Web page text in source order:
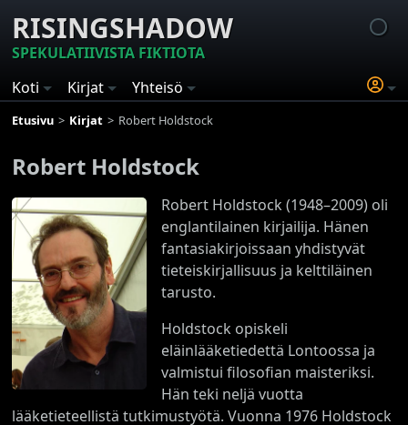
RISINGSHADOW
SPEKULATIIVISTA FIKTIOTA
Koti
Kirjat Yhteisö
Etusivu Kirjat Robert Holdstock
Robert Holdstock
Robert Holdstock (1948–2009) oli
englantilainen kirjailija. Hänen
fantasiakirjoissaan yhdistyvät
tieteiskirjallisuus ja kelttiläinen
tarusto.
Holdstock opiskeli
eläinlääketiedettä Lontoossa ja
valmistui filosofian maisteriksi.
Hän teki neljä vuotta
lääketieteellistä tutkimustyötä. Vuonna 1976 Holdstock